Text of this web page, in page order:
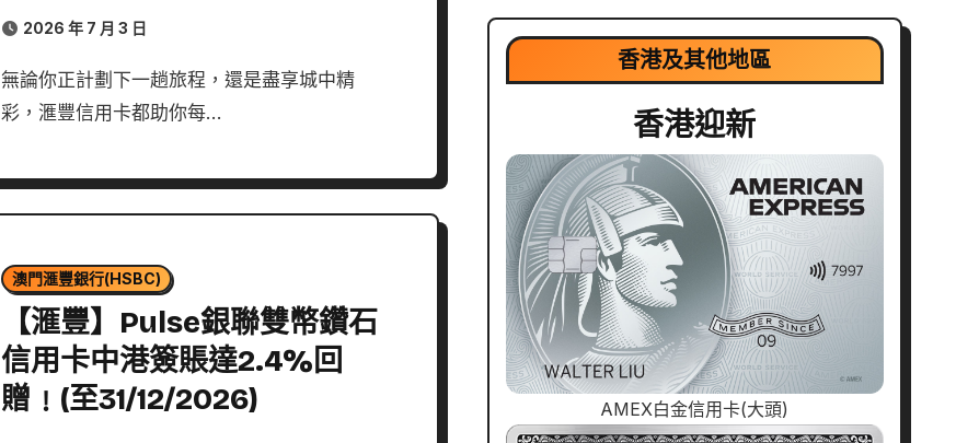
2026 年 7 月 3 日
無論你正計劃下一趟旅程，還是盡享城中精
彩，滙豐信用卡都助你每…
澳門滙豐銀行(HSBC)
【滙豐】Pulse銀聯雙幣鑽石
信用卡中港簽賬達2.4%回
贈﹗(至31/12/2026)
香港及其他地區
香港迎新
AMEX白金信用卡(大頭)